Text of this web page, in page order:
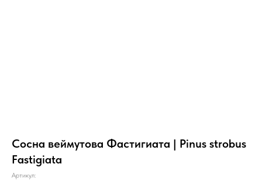
Сосна веймутова Фастигиата | Pinus strobus
Fastigiata
Артикул: